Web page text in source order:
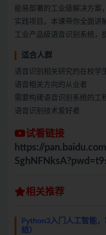
能易部署的工业级解决方案
实践项目。本课带你全面讲
工业产品级语音识别系统，
适合人群
语音识别相关研究的在校学
语音相关方向的从业者
需要构建语音识别系统的工
语音识别技术爱好者
试看链接
https://
相关推荐
Python3入门人工智能
结）